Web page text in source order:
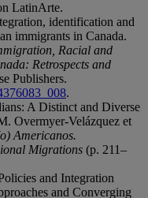
LatinArte.
identification and
immigrants in Canada.
Racial and
Retrospects and
Publishers.
.
A Distinct and Diverse
Overmyer-Velázquez et
Americanos.
Migrations (p. 211–
and Integration
and Converging